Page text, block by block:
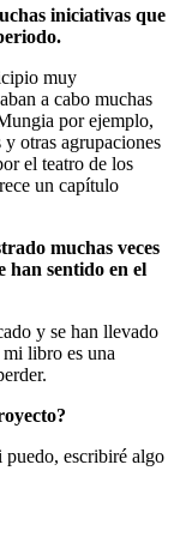
iniciativas que
muy
a cabo muchas
por ejemplo,
otras agrupaciones
el teatro de los
un capítulo
muchas veces
han sentido en el
y se han llevado
libro es una
puedo, escribiré algo